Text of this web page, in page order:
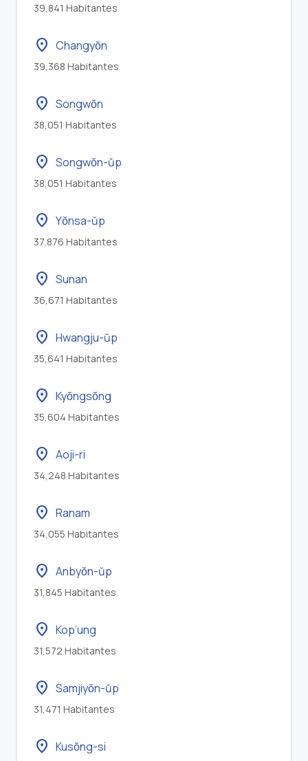
39,841 Habitantes
location_on Changyŏn
39,368 Habitantes
location_on Songwŏn
38,051 Habitantes
location_on Songwŏn-ŭp
38,051 Habitantes
location_on Yŏnsa-ŭp
37,876 Habitantes
location_on Sunan
36,671 Habitantes
location_on Hwangju-ŭp
35,641 Habitantes
location_on Kyŏngsŏng
35,604 Habitantes
location_on Aoji-ri
34,248 Habitantes
location_on Ranam
34,055 Habitantes
location_on Anbyŏn-ŭp
31,845 Habitantes
location_on Kop’ung
31,572 Habitantes
location_on Samjiyŏn-ŭp
31,471 Habitantes
location_on Kusŏng-si